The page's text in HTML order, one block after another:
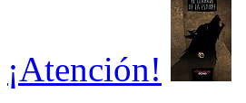
¡Atención!